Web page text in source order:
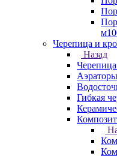
Черепица и
Назад
Аэраторы
Гибкая